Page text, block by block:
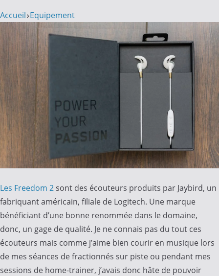
Accueil Equipement
Les Freedom 2 sont des écouteurs produits par Jaybird, un
fabriquant américain, filiale de Logitech. Une marque
bénéficiant d’une bonne renommée dans le domaine,
donc, un gage de qualité. Je ne connais pas du tout ces
écouteurs mais comme j’aime bien courir en musique lors
de mes séances de fractionnés sur piste ou pendant mes
sessions de home-trainer, j’avais donc hâte de pouvoir